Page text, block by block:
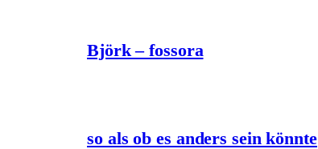
Björk – fossora
so als ob es anders sein könnte